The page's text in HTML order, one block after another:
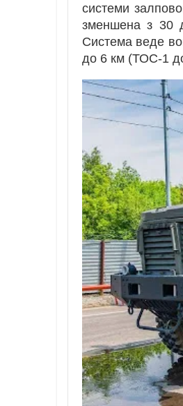
системи
зменшена з 30
Система веде
до 6 км (ТОС-1